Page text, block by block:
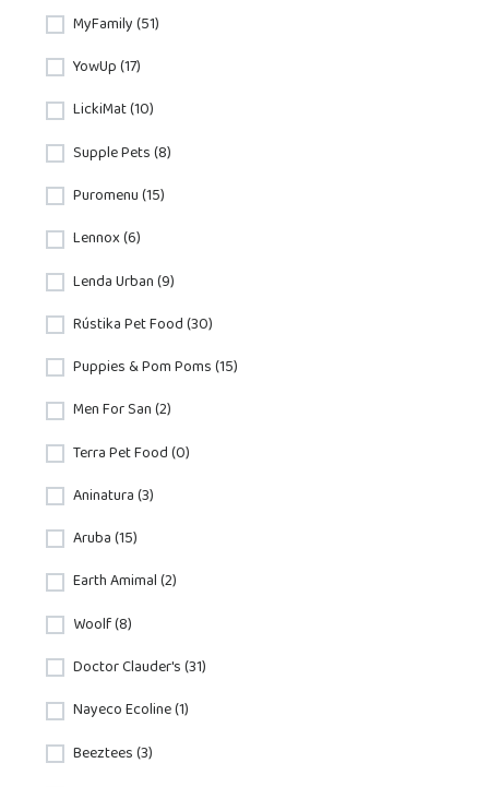
MyFamily (51)
YowUp (17)
LickiMat (10)
Supple Pets (8)
Puromenu (15)
Lennox (6)
Lenda Urban (9)
Rústika Pet Food (30)
Puppies & Pom Poms (15)
Men For San (2)
Terra Pet Food (0)
Aninatura (3)
Aruba (15)
Earth Amimal (2)
Woolf (8)
Doctor Clauder's (31)
Nayeco Ecoline (1)
Beeztees (3)